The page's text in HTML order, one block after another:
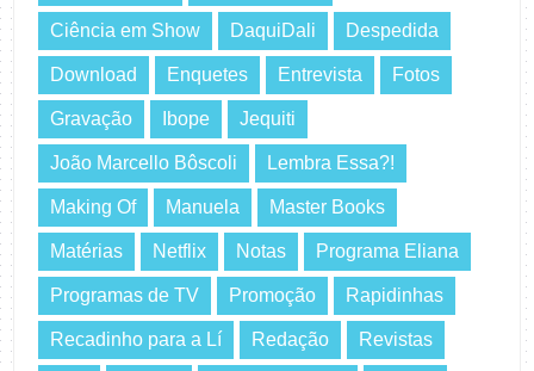
Ciência em Show DaquiDali Despedida
Download Enquetes Entrevista Fotos
Gravação Ibope Jequiti
João Marcello Bôscoli Lembra Essa?!
Making Of Manuela Master Books
Matérias Netflix Notas Programa Eliana
Programas de TV Promoção Rapidinhas
Recadinho para a Lí Redação Revistas